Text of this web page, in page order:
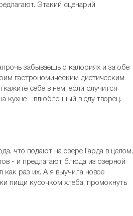
Этакий сценарий
забываешь о калориях и за обе
гастрономическим диетическим
себе в нем, если случится
кухне - влюбленный в еду творец.
что подают на озере Гарда в целом,
- и предлагают блюда из озерной
как раз их. А я выучила новое
пищи кусочком хлеба, промокнуть